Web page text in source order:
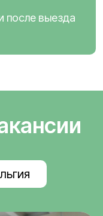
после выезда